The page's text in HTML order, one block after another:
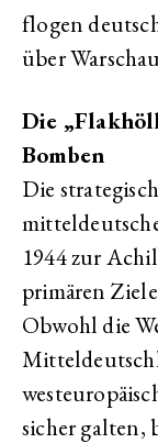
flogen
über
Die
Bomben
Die
1944 zur
primären
Obwohl die
sicher galten,